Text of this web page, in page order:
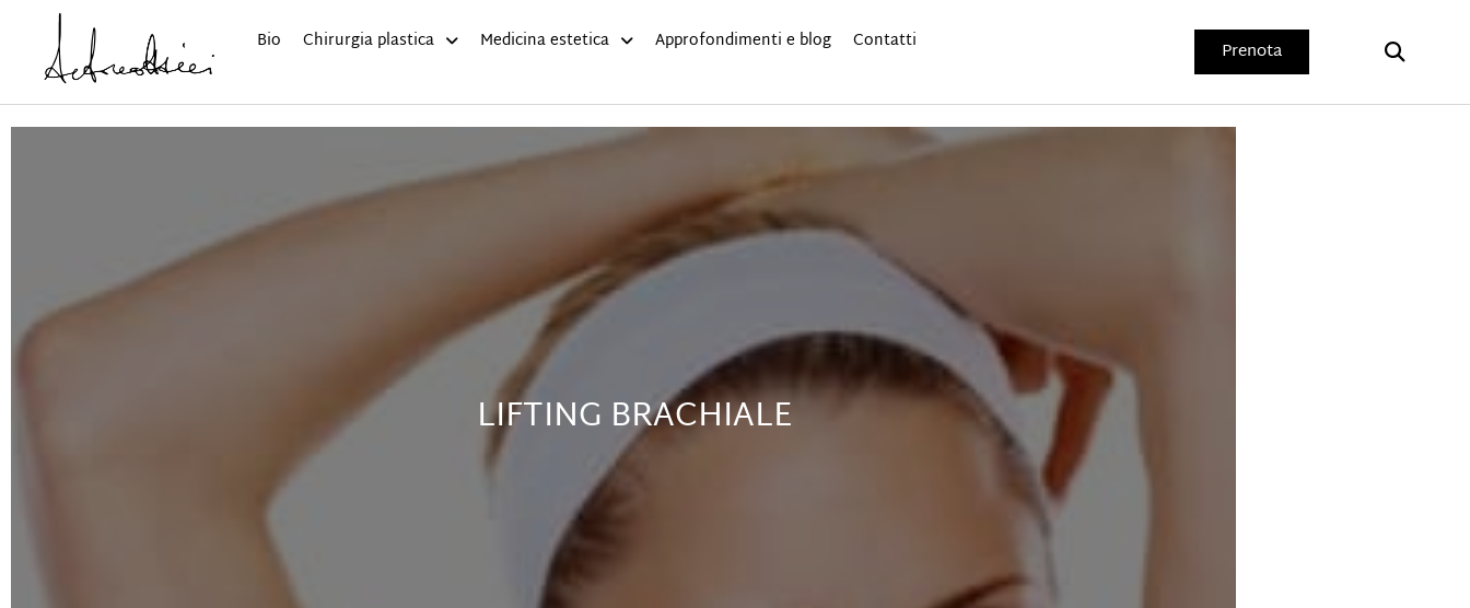
Bio Chirurgia plastica Medicina estetica Approfondimenti e blog Contatti Prenota
LIFTING BRACHIALE